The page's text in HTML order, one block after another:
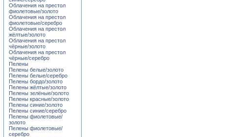
Облачения на престол
фиолетовые/золото
Облачения на престол
фиолетовые/серебро
Облачения на престол
жёлтые/золото
Облачения на престол
чёрные/золото
Облачения на престол
чёрные/серебро
Пелены
Пелены белые/золото
Пелены белые/серебро
Пелены бордо/золото
Пелены жёлтые/золото
Пелены зелёные/золото
Пелены красные/золото
Пелены синие/золото
Пелены синие/серебро
Пелены фиолетовые/
золото
Пелены фиолетовые/
серебро